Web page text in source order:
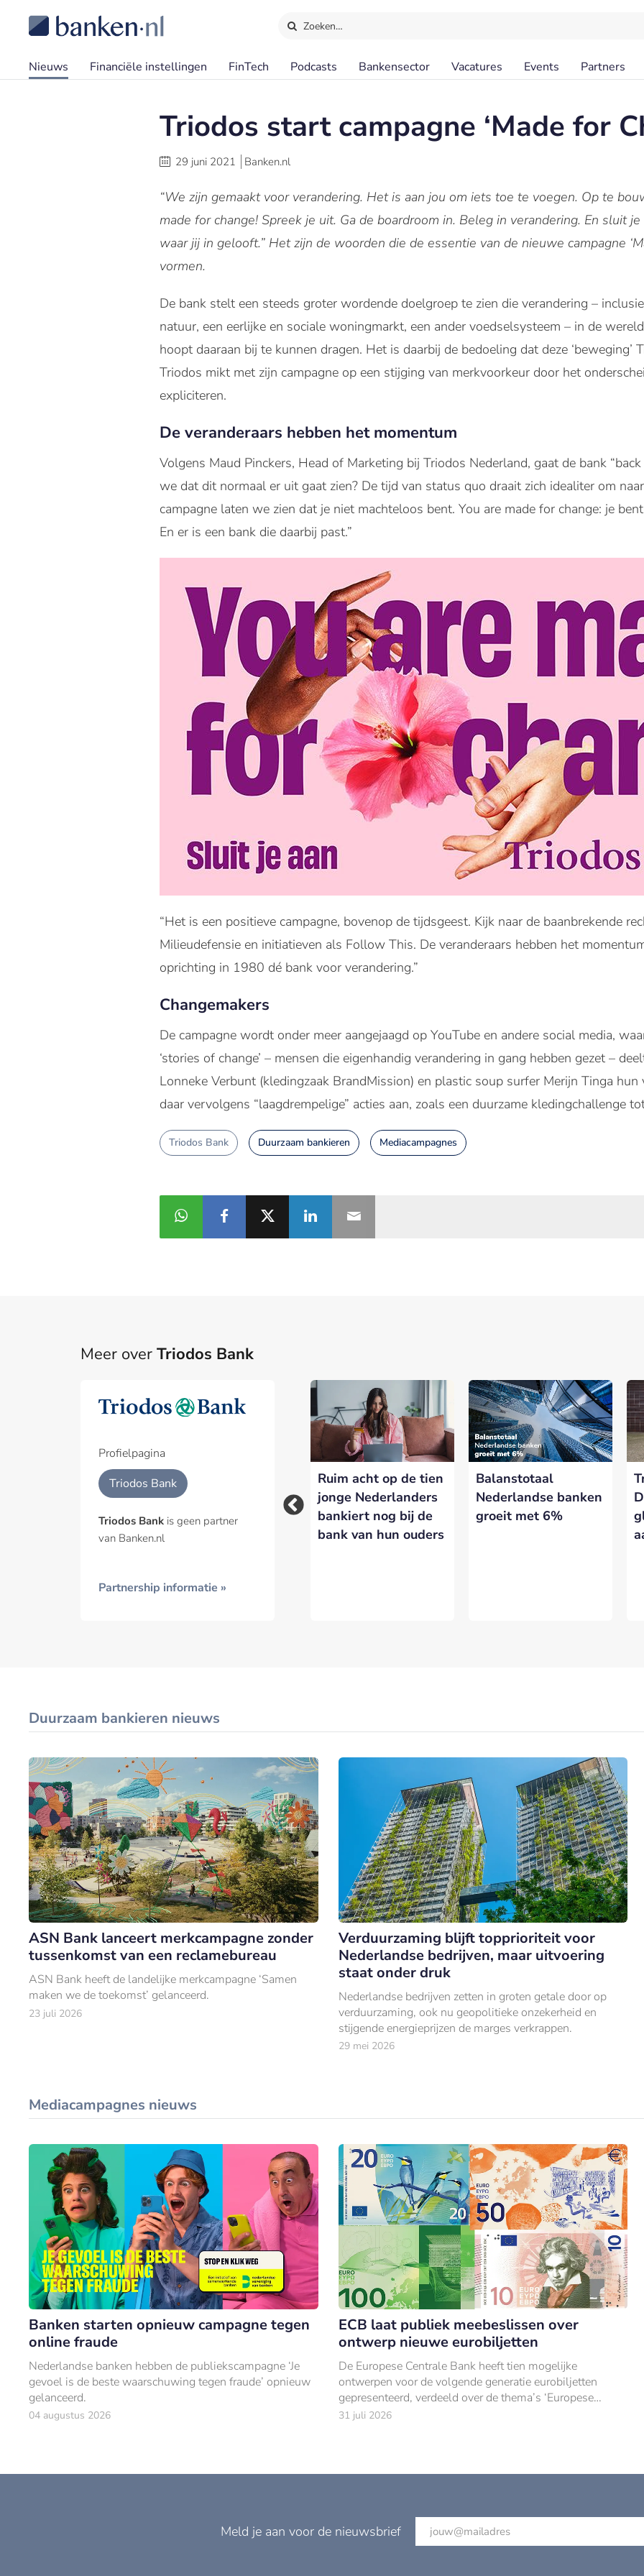
Zoeken…
Nieuws Financiële instellingen FinTech Podcasts Bankensector Vacatures Events Partners
Triodos start campagne ‘Made for
29 juni 2021 Banken.nl
“We zijn gemaakt voor verandering. Het is aan jou om iets toe te voegen. Op te
made for change! Spreek je uit. Ga de boardroom in. Beleg in verandering. En sluit
waar jij in gelooft.” Het zijn de woorden die de essentie van de nieuwe campagne
vormen.
De bank stelt een steeds groter wordende doelgroep te zien die verandering –
natuur, een eerlijke en sociale woningmarkt, een ander voedselsysteem – in de
hoopt daaraan bij te kunnen dragen. Het is daarbij de bedoeling dat deze ‘beweging’
Triodos mikt met zijn campagne op een stijging van merkvoorkeur door het
expliciteren.
De veranderaars hebben het momentum
Volgens Maud Pinckers, Head of Marketing bij Triodos Nederland, gaat de bank
we dat dit normaal er uit gaat zien? De tijd van status quo draait zich idealiter om
campagne laten we zien dat je niet machteloos bent. You are made for change: je
En er is een bank die daarbij past.”
“Het is een positieve campagne, bovenop de tijdsgeest. Kijk naar de baanbrekende
Milieudefensie en initiatieven als Follow This. De veranderaars hebben het
oprichting in 1980 dé bank voor verandering.”
Changemakers
De campagne wordt onder meer aangejaagd op YouTube en andere social media,
‘stories of change’ – mensen die eigenhandig verandering in gang hebben gezet –
Lonneke Verbunt (kledingzaak BrandMission) en plastic soup surfer Merijn Tinga
daar vervolgens “laagdrempelige” acties aan, zoals een duurzame kledingchallenge
Triodos Bank Duurzaam bankieren Mediacampagnes
Meer over Triodos Bank
Profielpagina
Triodos Bank
Triodos Bank is geen partner
van Banken.nl
Partnership informatie »
Partnerships bij Banken.nl
Een partnership met Banken.nl biedt diverse mogelijkheden om je merk
het platform voor de Nederlandse bankensector.
Geïnteresseerd in meer informatie?
Laat hieronder je gegevens achter.
Triodos: steun voor
duurzame transities
polarisatie dreigt
Triodos boekt
nettoverlies van 25
eenmalige
voorzieningen
Ruim acht op de tien
jonge Nederlanders
bankiert nog bij de
bank van hun ouders
Balanstotaal
Nederlandse banken
groeit met 6%
Duurzaam bankieren nieuws
ASN Bank lanceert merkcampagne zonder
tussenkomst van een reclamebureau
ASN Bank heeft de landelijke merkcampagne ‘Samen
maken we de toekomst’ gelanceerd.
23 juli 2026
Verduurzaming blijft topprioriteit voor
Nederlandse bedrijven, maar uitvoering
staat onder druk
Nederlandse bedrijven zetten in groten getale door op
verduurzaming, ook nu geopolitieke onzekerheid en
stijgende energieprijzen de marges verkrappen.
29 mei 2026
Mediacampagnes nieuws
Banken starten opnieuw campagne tegen
online fraude
Nederlandse banken hebben de publiekscampagne ‘Je
gevoel is de beste waarschuwing tegen fraude’ opnieuw
gelanceerd.
04 augustus 2026
ECB laat publiek meebeslissen over
ontwerp nieuwe eurobiljetten
De Europese Centrale Bank heeft tien mogelijke
ontwerpen voor de volgende generatie eurobiljetten
gepresenteerd, verdeeld over de thema’s ‘Europese
cultuur’ en ‘rivieren en vogels’.
31 juli 2026
Meld je aan voor de nieuwsbrief